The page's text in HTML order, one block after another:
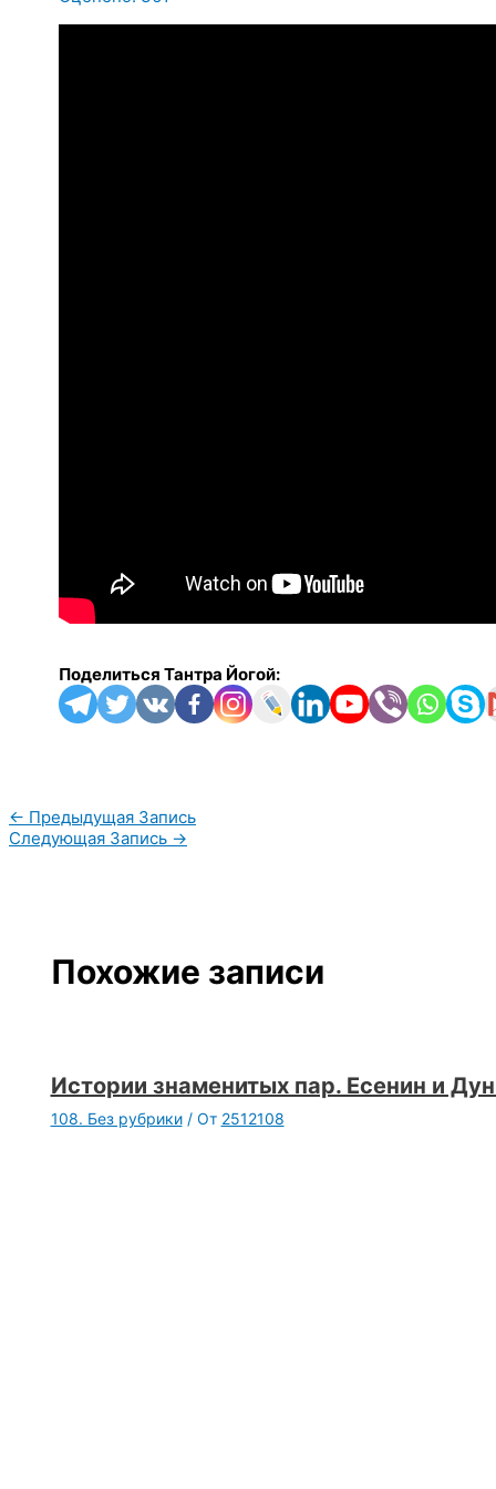
Поделиться Тантра Йогой:
← Предыдущая Запись
Следующая Запись →
Похожие записи
Истории знаменитых пар. Есенин и
108. Без рубрики/ От 2512108